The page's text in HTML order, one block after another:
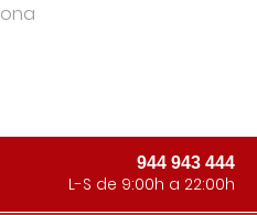
944 943 444
L-S de 9:00h a 22:00h